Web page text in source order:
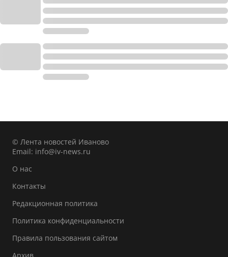
© Лента новостей Иваново
Email: info@iv-news.ru
О нас
Контакты
Редакционная политика
Политика конфиденциальности
Правила пользования сайтом